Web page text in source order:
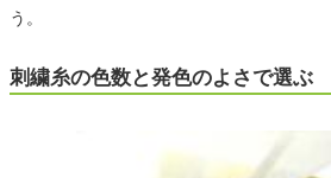
う。
刺繍糸の色数と発色のよさで選ぶ